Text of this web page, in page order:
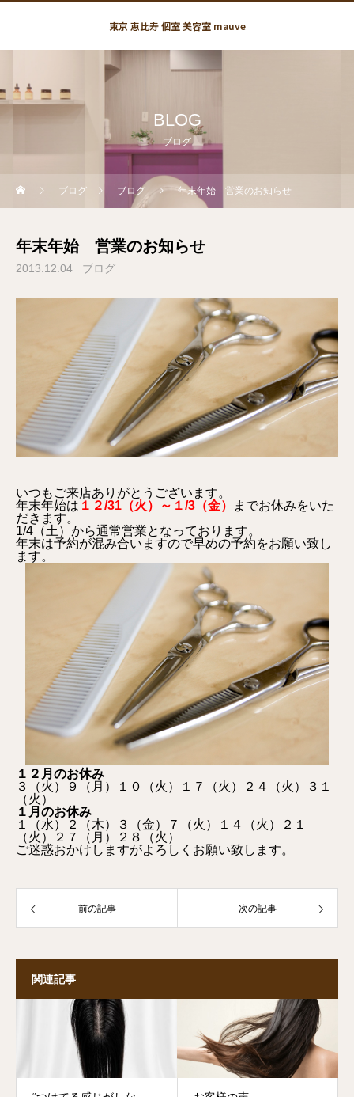
東京 恵比寿 個室 美容室 mauve
BLOG
ブログ
ブログ ブログ 年末年始 営業のお知らせ
年末年始 営業のお知らせ
2013.12.04 ブログ
いつもご来店ありがとうございます。
年末年始は １２/31（火）～１/3（金）
までお休みをいた
だきます。
1/4（土）から通常営業となっております。
年末は予約が混み合いますので早めの予約をお願い致し
ます。
１２月のお休み
３（火）９（月）１０（火）１７（火）２４（火）３１
（火）
１月のお休み
１（水）２（木）３（金）７（火）１４（火）２１
（火）２７（月）２８（火）
ご迷惑おかけしますがよろしくお願い致します。
前の記事 次の記事
関連記事